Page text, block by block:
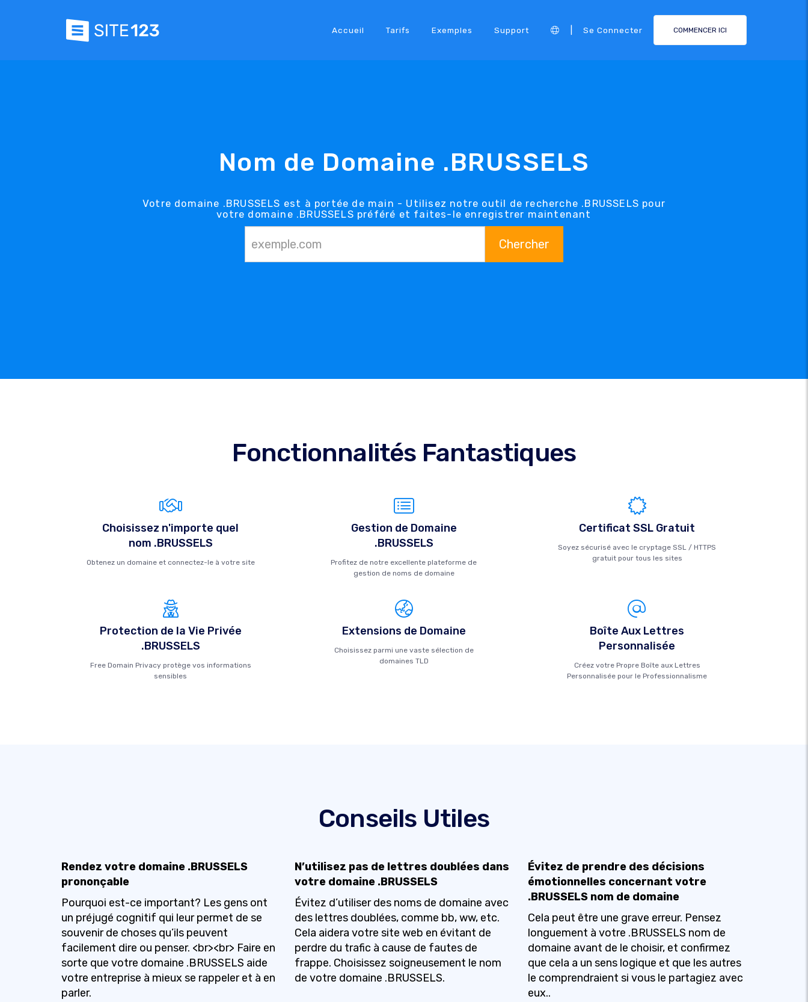
Accueil Tarifs Exemples Support Se Connecter COMMENCER ICI
Nom de Domaine .BRUSSELS
Votre domaine .BRUSSELS est à portée de main - Utilisez notre outil de recherche .BRUSSELS pour
votre domaine .BRUSSELS préféré et faites-le enregistrer maintenant
Chercher
Fonctionnalités Fantastiques
Choisissez n'importe quel
nom .BRUSSELS
Obtenez un domaine et connectez-le à votre site
Gestion de Domaine
.BRUSSELS
Profitez de notre excellente plateforme de
gestion de noms de domaine
Certificat SSL Gratuit
Soyez sécurisé avec le cryptage SSL / HTTPS
gratuit pour tous les sites
Protection de la Vie Privée
.BRUSSELS
Free Domain Privacy protège vos informations
sensibles
Extensions de Domaine
Choisissez parmi une vaste sélection de
domaines TLD
Boîte Aux Lettres
Personnalisée
Créez votre Propre Boîte aux Lettres
Personnalisée pour le Professionnalisme
Conseils Utiles
Rendez votre domaine .BRUSSELS
prononçable
Pourquoi est-ce important? Les gens ont
un préjugé cognitif qui leur permet de se
souvenir de choses qu’ils peuvent
facilement dire ou penser. <br><br> Faire en
sorte que votre domaine .BRUSSELS aide
votre entreprise à mieux se rappeler et à en
parler.
N’utilisez pas de lettres doublées dans
votre domaine .BRUSSELS
Évitez d’utiliser des noms de domaine avec
des lettres doublées, comme bb, ww, etc.
Cela aidera votre site web en évitant de
perdre du trafic à cause de fautes de
frappe. Choisissez soigneusement le nom
de votre domaine .BRUSSELS.
Évitez de prendre des décisions
émotionnelles concernant votre
.BRUSSELS nom de domaine
Cela peut être une grave erreur. Pensez
longuement à votre .BRUSSELS nom de
domaine avant de le choisir, et confirmez
que cela a un sens logique et que les autres
le comprendraient si vous le partagiez avec
eux..